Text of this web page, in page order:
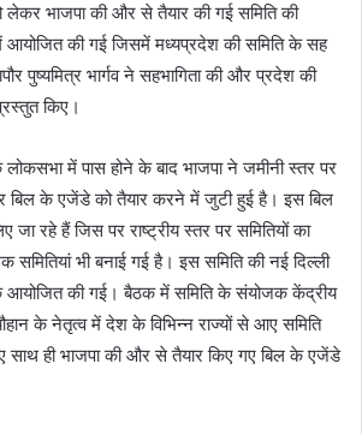
भाजपा की और से तैयार की गई समिति की
आयोजित की गई जिसमें मध्यप्रदेश की समिति के सह
पुष्यमित्र भार्गव ने सहभागिता की और प्रदेश की
किए।
में पास होने के बाद भाजपा ने जमीनी स्तर पर
के एजेंडे को तैयार करने में जुटी हुई है। इस बिल
रहे हैं जिस पर राष्ट्रीय स्तर पर समितियों का
समितियां भी बनाई गई है। इस समिति की नई दिल्ली
आयोजित की गई। बैठक में समिति के संयोजक केंद्रीय
के नेतृत्व में देश के विभिन्न राज्यों से आए समिति
साथ ही भाजपा की और से तैयार किए गए बिल के एजेंडे